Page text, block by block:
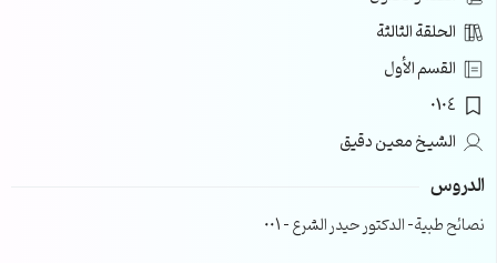
الحلقة الثالثة
القسم الأول
0104
الشيخ معين دقيق
الدروس
نصائح طبية- الدكتور حيدر الشرع – 001